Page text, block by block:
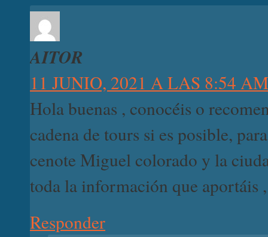
AITOR
11 JUNIO, 2021 A LAS 8:54 AM
Hola buenas , conocéis o
cadena de tours si es posible,
cenote Miguel colorado y la
toda la información que aportáis
Responder